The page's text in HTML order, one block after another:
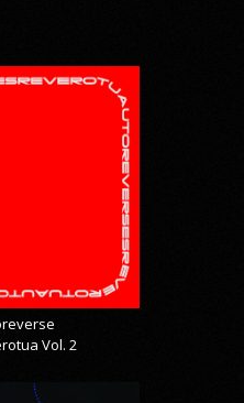
Vol. 2